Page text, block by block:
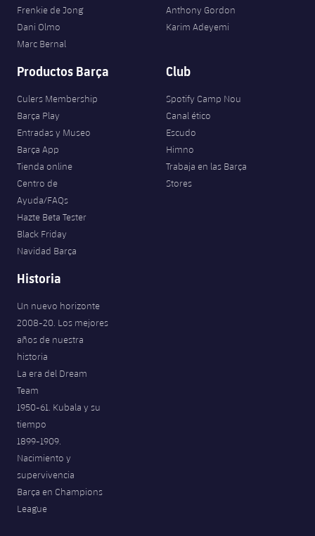
Frenkie de Jong
Dani Olmo
Marc Bernal
Anthony Gordon
Karim Adeyemi
Productos Barça
Culers Membership
Barça Play
Entradas y Museo
Barça App
Tienda online
Centro de
Ayuda/FAQs
Hazte Beta Tester
Black Friday
Navidad Barça
Club
Spotify Camp Nou
Canal ético
Escudo
Himno
Trabaja en las Barça
Stores
Historia
Un nuevo horizonte
2008-20. Los mejores
años de nuestra
historia
La era del Dream
Team
1950-61. Kubala y su
tiempo
1899-1909.
Nacimiento y
supervivencia
Barça en Champions
League